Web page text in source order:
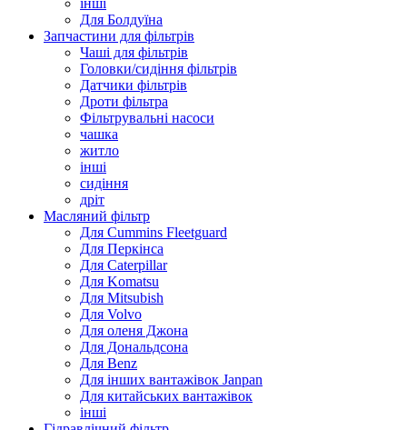
Для Болдуїна
Запчастини для фільтрів
Чаші для фільтрів
Головки/сидіння фільтрів
Датчики фільтрів
Дроти фільтра
Фільтрувальні насоси
чашка
житло
інші
сидіння
дріт
Масляний фільтр
Для Cummins Fleetguard
Для Перкінса
Для Caterpillar
Для Komatsu
Для Mitsubish
Для Volvo
Для оленя Джона
Для Дональдсона
Для Benz
Для інших вантажівок Janpan
Для китайських вантажівок
інші